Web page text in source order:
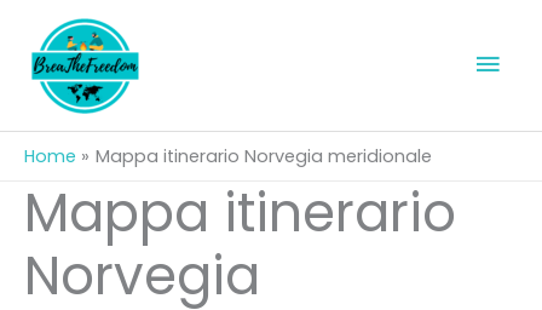
contenuto
Home Mappa itinerario Norvegia meridionale
Mappa itinerario
Norvegia